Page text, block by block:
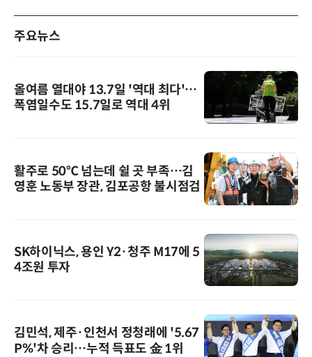
주요뉴스
올여름 열대야 13.7일 '역대 최다'…
폭염일수도 15.7일로 역대 4위
활주로 50℃ 넘는데 쉴 곳 부족…김
영훈 노동부 장관, 김포공항 불시점검
SK하이닉스, 용인 Y2·청주 M17에 5
4조원 투자
김민석, 제주·인천서 정청래에 '5.67
P%'차 승리…누적 득표도 金 1위